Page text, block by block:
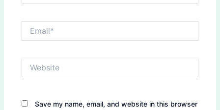
Save my name, email, and website in this browser